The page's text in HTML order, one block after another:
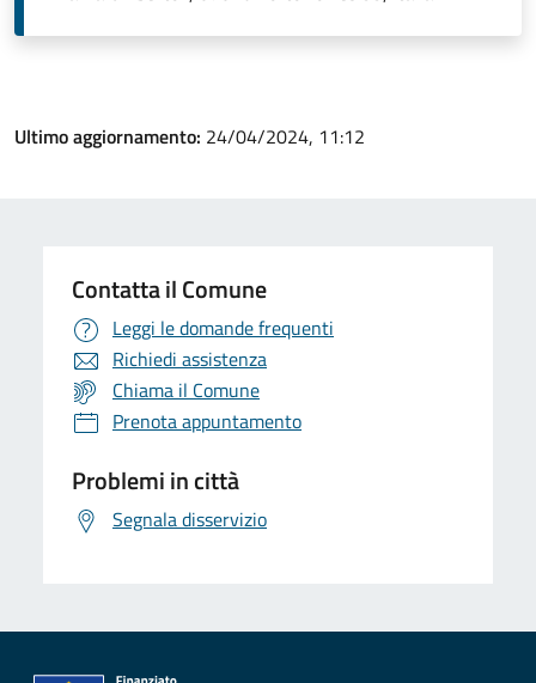
Ultimo aggiornamento: 24/04/2024, 11:12
Contatta il Comune
Leggi le domande frequenti
Richiedi assistenza
Chiama il Comune
Prenota appuntamento
Problemi in città
Segnala disservizio